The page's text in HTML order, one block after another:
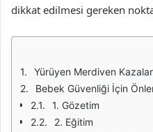
dikkat edilmesi gereken
Yürüyen Merdiven
Bebek Güvenliği İçin
1. Gözetim
2. Eğitim